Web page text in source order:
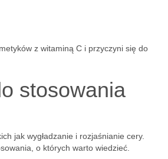
z witaminą C i przyczyni się do
stosowania
jak wygładzanie i rozjaśnianie cery.
o których warto wiedzieć.